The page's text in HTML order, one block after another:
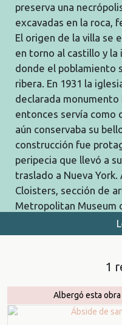
preserva una
excavadas en la roca,
El origen de la villa se
en torno al castillo y la
donde el poblamiento
ribera. En 1931 la
declarada
entonces servía como
aún conservaba su
construcción fue
peripecia que llevó a
traslado a Nueva
Cloisters, sección de
Metropolitan Museum
temporal e indefinido.
singular historia:
MERINO DE
María José (2023): De
Patrimonio y
1
Albergó esta